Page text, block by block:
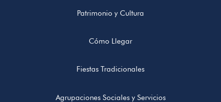
Patrimonio y Cultura
Cómo Llegar
Fiestas Tradicionales
Agrupaciones Sociales y Servicios